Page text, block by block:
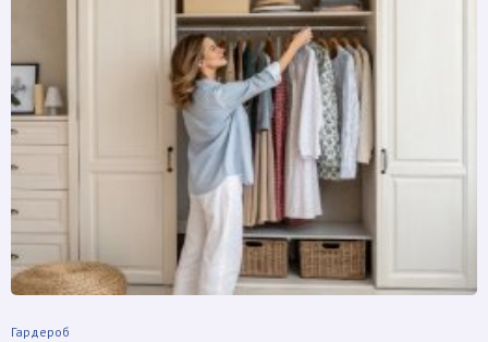
Гардероб